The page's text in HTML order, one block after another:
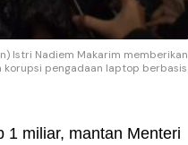
Istri Nadiem Makarim memberikan
pengadaan laptop berbasis
1 miliar, mantan Menteri